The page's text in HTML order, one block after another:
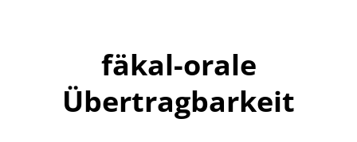
fäkal-orale
Übertragbarkeit